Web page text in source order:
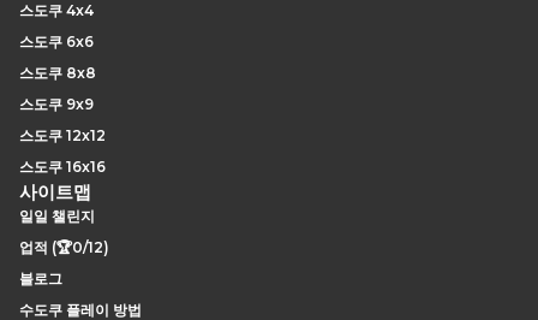
스도쿠 4x4
스도쿠 6x6
스도쿠 8x8
스도쿠 9x9
스도쿠 12x12
스도쿠 16x16
사이트맵
일일 챌린지
업적 (🏆0/12)
블로그
수도쿠 플레이 방법